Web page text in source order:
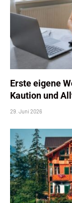
Erste eigene
Kaution und
29. Juni 2026